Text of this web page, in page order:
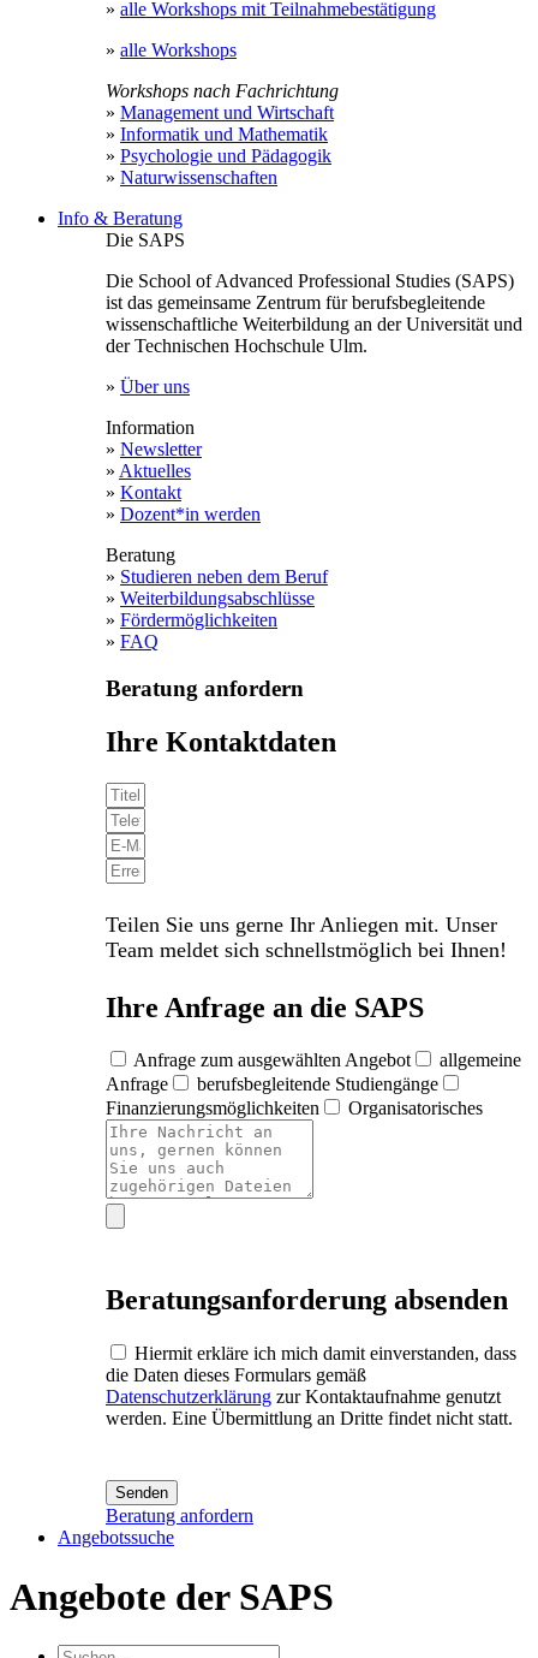
» alle Workshops mit Teilnahmebestätigung
» alle Workshops
Workshops nach Fachrichtung
» Management und Wirtschaft
» Informatik und Mathematik
» Psychologie und Pädagogik
» Naturwissenschaften
Info & Beratung
Die SAPS
Die School of Advanced Professional Studies (SAPS)
ist das gemeinsame Zentrum für berufsbegleitende
wissenschaftliche Weiterbildung an der Universität und
der Technischen Hochschule Ulm.
» Über uns
Information
» Newsletter
» Aktuelles
» Kontakt
» Dozent*in werden
Beratung
» Studieren neben dem Beruf
» Weiterbildungsabschlüsse
» Fördermöglichkeiten
» FAQ
Beratung anfordern
Ihre Kontaktdaten
Teilen Sie uns gerne Ihr Anliegen mit. Unser
Team meldet sich schnellstmöglich bei Ihnen!
Ihre Anfrage an die SAPS
Anfrage zum ausgewählten Angebot
allgemeine
Anfrage
berufsbegleitende Studiengänge
Finanzierungsmöglichkeiten
Organisatorisches
Beratungsanforderung absenden
Hiermit erkläre ich mich damit einverstanden, dass
die Daten dieses Formulars gemäß
Datenschutzerklärung zur Kontaktaufnahme genutzt
werden. Eine Übermittlung an Dritte findet nicht statt.
Senden
Beratung anfordern
Angebotssuche
Angebote der SAPS